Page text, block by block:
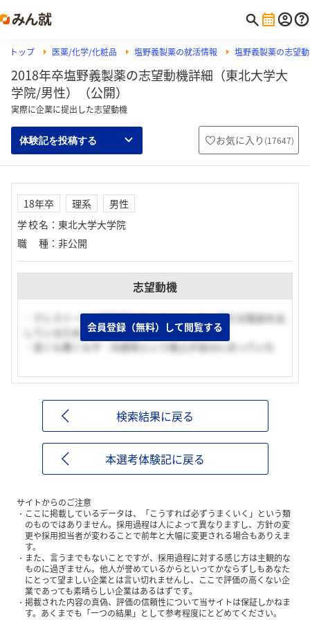
トップ 医薬/化学/化粧品 塩野義製薬の就活情報 塩野義製薬の志望
2018年卒塩野義製薬の志望動機詳細（東北大学大
学院/男性）（公開）
実際に企業に提出した志望動機
体験記を投稿する お気に入り (17647)
18年卒 理系
男性
学校名 ： 東北大学大学院
職種 ： 非公開
志望動機
・クレストールの特許切れをものともしない新たな製品を出
しているため、将来性を感じた
・良くも悪くもザ・内資系という風土が自分に合っていた
会員登録（無料）して閲覧する
検索結果に戻る
本選考体験記に戻る
サイトからのご注意
ここに掲載しているデータは、「こうすれば必ずうまくいく」という類
のものではありません。採用過程は人によって異なりますし、方針の変
更や採用担当者が変わることで前年と大幅に変更される場合もありえま
す。
また、言うまでもないことですが、採用過程に対する感じ方は主観的な
ものに過ぎません。他人が誉めているからといってかならずしもあなた
にとって望ましい企業とは言い切れませんし、ここで評価の高くない企
業であっても素晴らしい企業はあるはずです。
掲載された内容の真偽、評価の信頼性について当サイトは保証しかねま
す。あくまでも「一つの結果」として参考程度にとどめてください。